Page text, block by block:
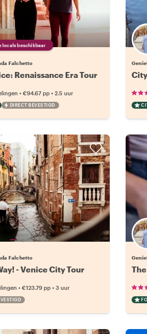
locals beschikbaar
Falchetto
Renaissance Era Tour
• €94.67 pp • 2.5 uur
DIRECT BEVESTIGD
locals beschikbaar
Falchetto
- Venice City Tour
• €123.79 pp • 3 uur